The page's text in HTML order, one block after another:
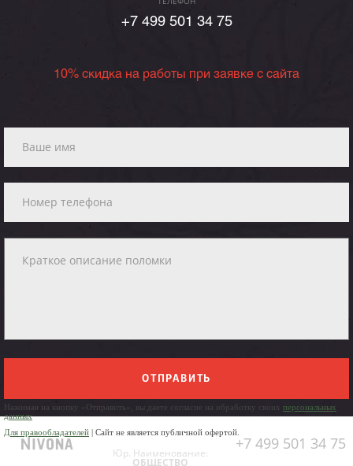
+7 499 501 34 75
10% скидка на работы при заявке с сайта
ОТПРАВИТЬ
Нажимая на кнопку «Отправить», вы даете согласие на обработку своих персональных
данных
Для правообладателей | Сайт не является публичной офертой.
+7 499 501 34 75
Юр. Наименование:
ОБЩЕСТВО